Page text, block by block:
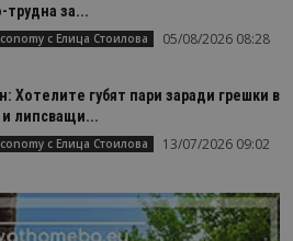
трудна за...
с Елица Стоилова 05/08/2026 08:28
Хотелите губят пари заради грешки в
липсващи...
с Елица Стоилова 13/07/2026 09:02